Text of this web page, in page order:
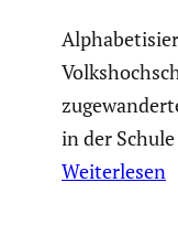
in der
Weiterlesen